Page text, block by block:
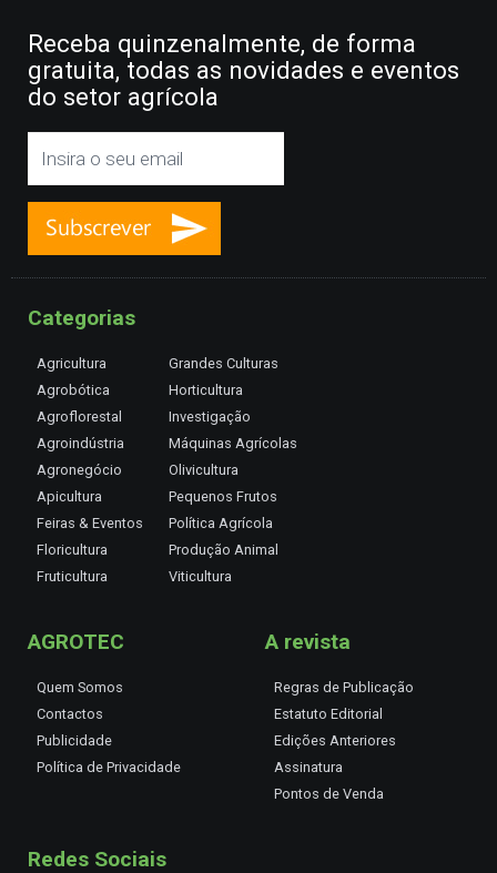
Receba quinzenalmente, de forma
gratuita, todas as novidades e eventos
do setor agrícola
Categorias
Agricultura
Agrobótica
Agroflorestal
Agroindústria
Agronegócio
Apicultura
Feiras & Eventos
Floricultura
Fruticultura
Grandes Culturas
Horticultura
Investigação
Máquinas Agrícolas
Olivicultura
Pequenos Frutos
Política Agrícola
Produção Animal
Viticultura
AGROTEC
Quem Somos
Contactos
Publicidade
Política de Privacidade
A revista
Regras de Publicação
Estatuto Editorial
Edições Anteriores
Assinatura
Pontos de Venda
Redes Sociais